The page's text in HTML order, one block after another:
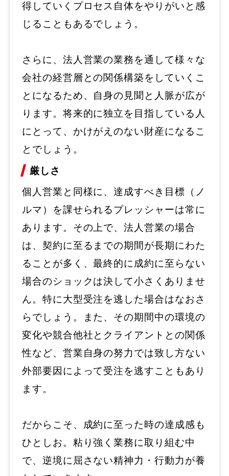
得していくプロセス自体をやりがいと感
じることもあるでしょう。
さらに、法人営業の業務を通して様々な
会社の経営層との関係構築をしていくこ
とになるため、自身の見聞と人脈が広が
ります。将来的に独立を目指している人
にとって、かけがえのない財産になるこ
とでしょう。
厳しさ
個人営業と同様に、達成すべき目標（ノ
ルマ）を課せられるプレッシャーは常に
あります。その上で、法人営業の場合
は、契約に至るまでの期間が長期にわた
ることが多く、最終的に成約に至らない
場合のショックは決して小さくありませ
ん。特に大型受注を逃した場合はなおさ
らでしょう。また、その期間中の環境の
変化や競合他社とクライアントとの関係
性など、営業自身の努力では致し方ない
外部要因によって受注を逃すこともあり
ます。
だからこそ、成約に至った時の達成感も
ひとしお。粘り強く業務に取り組む中
で、逆境に屈さない精神力・行動力が養